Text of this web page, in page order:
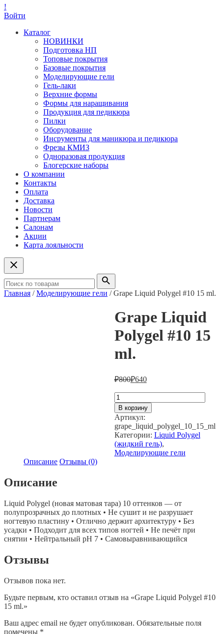
!
Войти
Каталог
НОВИНКИ
Подготовка НП
Топовые покрытия
Базовые покрытия
Моделирующие гели
Гель-лаки
Верхние формы
Формы для наращивания
Продукция для педикюра
Пилки
Оборудование
Инсрументы для маникюра и педикюра
Фрезы КМИЗ
Одноразовая продукция
Блогерские наборы
О компании
Контакты
Оплата
Доставка
Новости
Партнерам
Салонам
Акции
Карта лояльности
Главная /Моделирующие гели / Grape Liquid Polygel #10 15 ml.
Grape Liquid
Polygel #10 15
ml.
₽800₽640
Количество
товара
Grape
Liquid
Polygel
#10
15
ml.
В корзину
Артикул:
grape_liquid_polygel_10_15_ml
Категории: Liquid Polygel
(жидкий гель),
Моделирующие гели
Описание Отзывы (0)
Описание
Liquid Polygel (новая матовая тара) 10 оттенков — от
полупрозрачных до плотных • Не сушит и не разрушает
ногтевую пластину • Отлично держит архитектуру • Без
усадки • Подходит для всех типов ногтей • Не печёт при
снятии • Нейтральный pH 7 • Самовыравнивающийся
Отзывы
Отзывов пока нет.
Будьте первым, кто оставил отзыв на «Grape Liquid Polygel #10
15 ml.»
Ваш адрес email не будет опубликован. Обязательные поля
помечены *